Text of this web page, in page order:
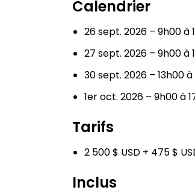
Calendrier
26 sept. 2026 – 9h00 à
27 sept. 2026 – 9h00 à
30 sept. 2026 – 13h00 à
1er oct. 2026 – 9h00 à
Tarifs
2 500 $ USD + 475 $
Inclus